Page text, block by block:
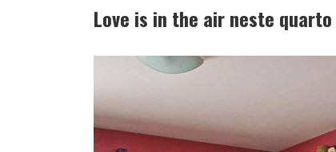
Love is in the air neste